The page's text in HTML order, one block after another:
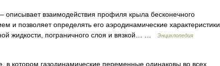
взаимодействия профиля крыла бесконечного
и позволяет определять его аэродинамические характеристики
жидкости, пограничного слоя и вязкой… …
Энциклопедия
в котором газодинамические переменные одинаковы во всех